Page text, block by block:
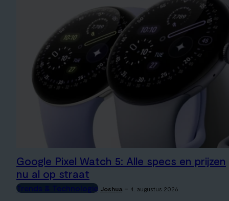
Google Pixel Watch 5: Alle specs en prijzen
nu al op straat
Trends & Technologie Joshua - 4. augustus 2026